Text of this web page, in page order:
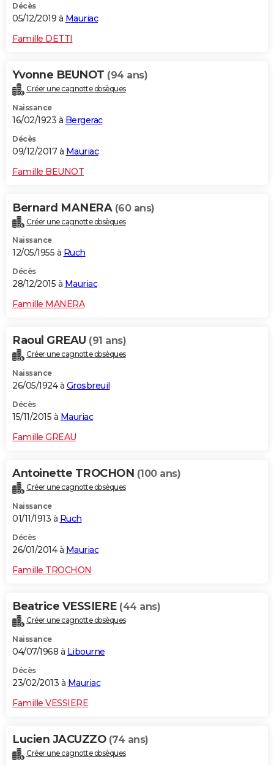
Décès
05/12/2019 à Mauriac
Famille DETTI
Yvonne BEUNOT (94 ans)
Créer une cagnotte obsèques
Naissance
16/02/1923 à Bergerac
Décès
09/12/2017 à Mauriac
Famille BEUNOT
Bernard MANERA (60 ans)
Créer une cagnotte obsèques
Naissance
12/05/1955 à Ruch
Décès
28/12/2015 à Mauriac
Famille MANERA
Raoul GREAU (91 ans)
Créer une cagnotte obsèques
Naissance
26/05/1924 à Grosbreuil
Décès
15/11/2015 à Mauriac
Famille GREAU
Antoinette TROCHON (100 ans)
Créer une cagnotte obsèques
Naissance
01/11/1913 à Ruch
Décès
26/01/2014 à Mauriac
Famille TROCHON
Beatrice VESSIERE (44 ans)
Créer une cagnotte obsèques
Naissance
04/07/1968 à Libourne
Décès
23/02/2013 à Mauriac
Famille VESSIERE
Lucien JACUZZO (74 ans)
Créer une cagnotte obsèques